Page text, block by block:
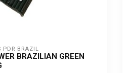
PDR BRAZIL
BRAZILIAN GREEN